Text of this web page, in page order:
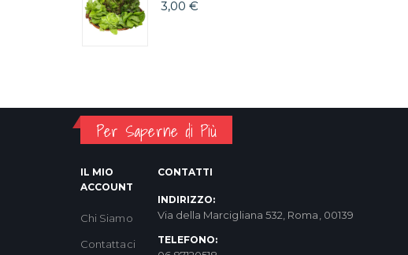
3,00 €
Per Saperne di Più
IL MIO
ACCOUNT
Chi Siamo
Contattaci
CONTATTI
INDIRIZZO:
Via della Marcigliana 532, Roma, 00139
TELEFONO: